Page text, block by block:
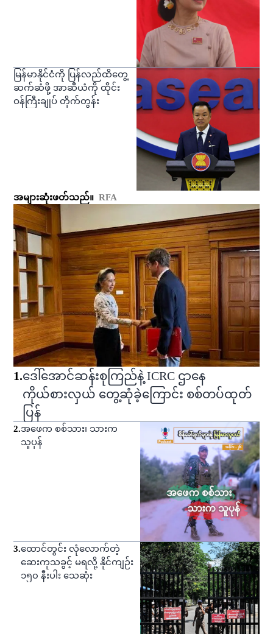
မြန်မာနိုင်ငံကို ပြန်လည်ထိတွေ့
ဆက်ဆံဖို့ အာဆီယံကို ထိုင်း
ဝန်ကြီးချုပ် တိုက်တွန်း
အများဆုံးဖတ်သည်။ RFA
1.ဒေါ်အောင်ဆန်းစုကြည်နဲ့ ICRC ဌာနေ
ကိုယ်စားလှယ် တွေ့ဆုံခဲ့ကြောင်း စစ်တပ်ထုတ်
ပြန်
2.အဖေက စစ်သား၊ သားက
သူပုန်
3.ထောင်တွင်း လုံလောက်တဲ့
ဆေးကုသခွင့် မရလို့ နိုင်ကျဉ်း
၁၅၀ နီးပါး သေဆုံး